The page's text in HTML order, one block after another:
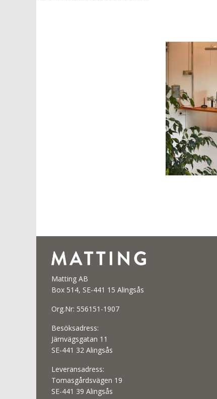
Matting AB
Box 514, SE-441 15 Alingsås
Org.Nr: 556151-1907
Besöksadress:
Järnvägsgatan 11
SE-441 32 Alingsås
Leveransadress:
Tomasgårdsvägen 19
SE-441 39 Alingsås